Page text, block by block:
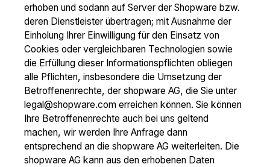
erhoben und sodann auf Server der Shopware bzw.
deren Dienstleister übertragen; mit Ausnahme der
Einholung Ihrer Einwilligung für den Einsatz von
Cookies oder vergleichbaren Technologien sowie
die Erfüllung dieser Informationspflichten obliegen
alle Pflichten, insbesondere die Umsetzung der
Betroffenenrechte, der shopware AG, die Sie unter
legal@shopware.com erreichen können. Sie können
Ihre Betroffenenrechte auch bei uns geltend
machen, wir werden Ihre Anfrage dann
entsprechend an die shopware AG weiterleiten. Die
shopware AG kann aus den erhobenen Daten